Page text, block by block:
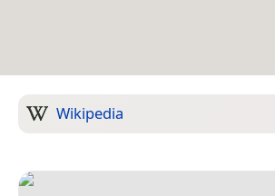
Wikipedia